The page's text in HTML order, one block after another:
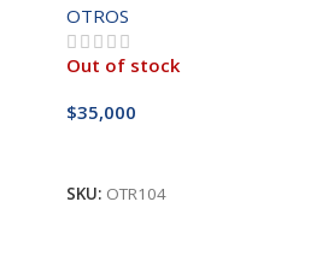
OTROS
Out of stock
$35,000
SKU: OTR104